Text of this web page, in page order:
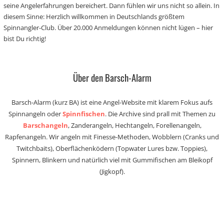
seine Angelerfahrungen bereichert. Dann fühlen wir uns nicht so allein. In
diesem Sinne: Herzlich willkommen in Deutschlands größtem
Spinnangler-Club. Über 20.000 Anmeldungen können nicht lügen – hier
bist Du richtig!
Über den Barsch-Alarm
Barsch-Alarm (kurz BA) ist eine Angel-Website mit klarem Fokus aufs
Spinnangeln oderSpinnfischen. Die Archive sind prall mit Themen zu
Barschangeln, Zanderangeln, Hechtangeln, Forellenangeln,
Rapfenangeln. Wir angeln mit Finesse-Methoden, Wobblern (Cranks und
Twitchbaits), Oberflächenködern (Topwater Lures bzw. Toppies),
Spinnern, Blinkern und natürlich viel mit Gummifischen am Bleikopf
(Jigkopf).